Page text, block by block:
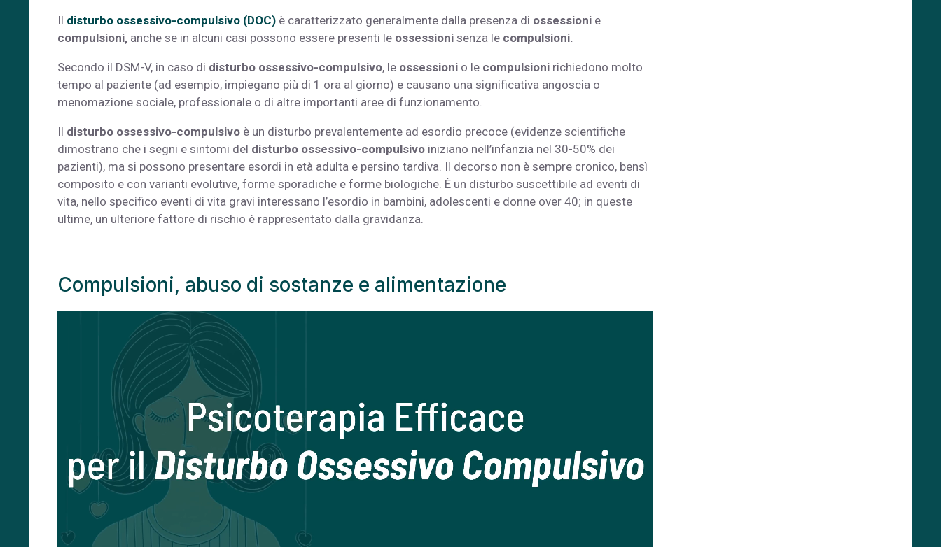
Il disturbo ossessivo-compulsivo (DOC) è caratterizzato generalmente dalla presenza di ossessioni e
compulsioni, anche se in alcuni casi possono essere presenti le ossessioni senza le compulsioni.
Secondo il DSM-V, in caso di disturbo ossessivo-compulsivo, le ossessioni o le compulsioni richiedono molto
tempo al paziente (ad esempio, impiegano più di 1 ora al giorno) e causano una significativa angoscia o
menomazione sociale, professionale o di altre importanti aree di funzionamento.
Il disturbo ossessivo-compulsivo è un disturbo prevalentemente ad esordio precoce (evidenze scientifiche
dimostrano che i segni e sintomi del disturbo ossessivo-compulsivo iniziano nell’infanzia nel 30-50% dei
pazienti), ma si possono presentare esordi in età adulta e persino tardiva. Il decorso non è sempre cronico, bensì
composito e con varianti evolutive, forme sporadiche e forme biologiche. È un disturbo suscettibile ad eventi di
vita, nello specifico eventi di vita gravi interessano l’esordio in bambini, adolescenti e donne over 40; in queste
ultime, un ulteriore fattore di rischio è rappresentato dalla gravidanza.
Compulsioni, abuso di sostanze e alimentazione